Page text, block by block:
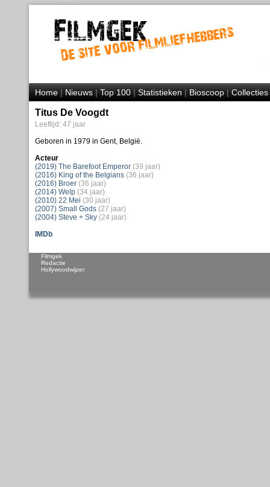
Home|Nieuws|Top 100|Statistieken|Bioscoop|Collecties
Titus De Voogdt
Leeftijd: 47 jaar
Geboren in 1979 in Gent, België.
Acteur
(2019) The Barefoot Emperor (39 jaar)
(2016) King of the Belgians (36 jaar)
(2016) Broer (36 jaar)
(2014) Welp (34 jaar)
(2010) 22 Mei (30 jaar)
(2007) Small Gods (27 jaar)
(2004) Steve + Sky (24 jaar)
IMDb
Filmgek
Redactie
Hollywoodwijzer